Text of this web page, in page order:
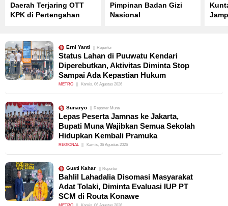
Daerah Terjaring OTT
KPK di Pertengahan
Pimpinan Badan Gizi
Nasional
Erni Yanti Reporter
Status Lahan di Puuwatu Kendari
Diperebutkan, Aktivitas Diminta Stop
Sampai Ada Kepastian Hukum
METRO Kamis, 06 Agustus 2026
Sunaryo Reporter Muna
Lepas Peserta Jamnas ke Jakarta,
Bupati Muna Wajibkan Semua Sekolah
Hidupkan Kembali Pramuka
REGIONAL Kamis, 06 Agustus 2026
Gusti Kahar Reporter
Bahlil Lahadalia Disomasi Masyarakat
Adat Tolaki, Diminta Evaluasi IUP PT
SCM di Routa Konawe
METRO Kamis, 06 Agustus 2026